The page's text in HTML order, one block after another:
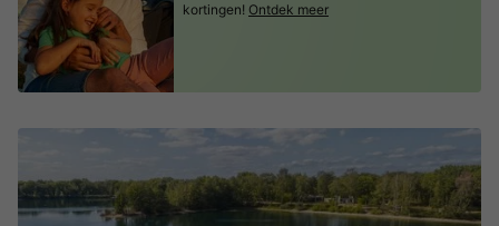
kortingen! Ontdek meer